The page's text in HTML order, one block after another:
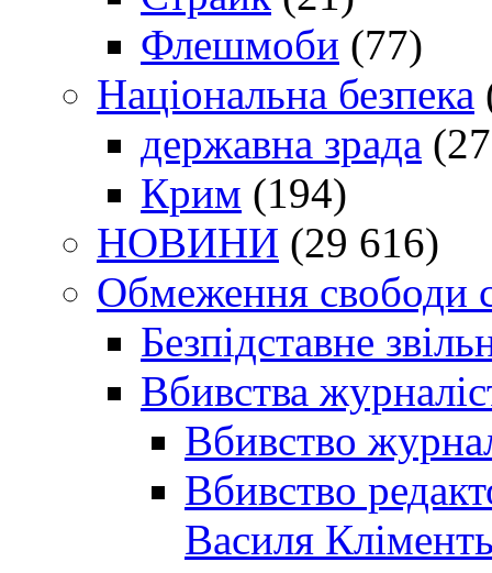
Флешмоби (77)
Національна безпека
державна зрада
Крим (194)
НОВИНИ (29 616)
Обмеження свободи
Безпідставне
Вбивства
Вбивство
Вбивство
Василя